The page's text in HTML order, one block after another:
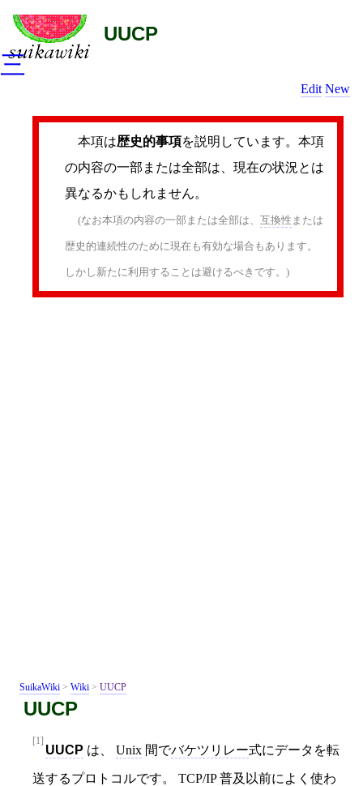
UUCP
Edit New
本項は歴史的事項を説明しています。本項
の内容の一部または全部は、現在の状況とは
異なるかもしれません。
(なお本項の内容の一部または全部は、 互換性 または
歴史的連続性のために現在も有効な場合もあります。
しかし新たに利用することは避けるべきです。)
SuikaWiki > Wiki > UUCP
UUCP
[1]
UUCP は、 Unix 間でバケツリレー式にデータを転
送するプロトコルです。 TCP/IP普及以前によく使わ
三